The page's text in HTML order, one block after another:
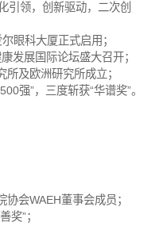
引领，创新驱动，二次创
眼科大厦正式启用；
发展国际论坛盛大召开；
及欧洲研究所成立；
强”，三度斩获“华谱奖”。
会WAEH董事会成员；
奖”；